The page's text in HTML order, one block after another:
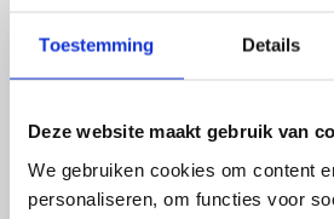
Toestemming Details
Deze website maakt gebruik van
We gebruiken cookies om content
personaliseren, om functies voor
industrie zijn gebaseerd op de
de politiek ligt dit anders. De
betekent dat er als gevolg
de lange termijn ontbreekt. De
dat er veel meer gestuurd